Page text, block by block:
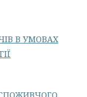
В УМОВАХ